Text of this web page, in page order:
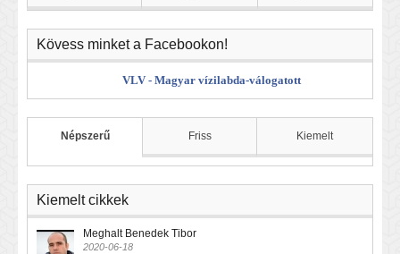
Kövess minket a Facebookon!
VLV - Magyar vízilabda-válogatott
Népszerű Friss Kiemelt
Kiemelt cikkek
Meghalt Benedek Tibor
2020-06-18